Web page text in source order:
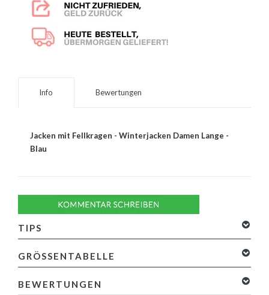
Info Bewertungen
Jacken mit Fellkragen - Winterjacken Damen Lange -
Blau
TIPS
GRÖSSENTABELLE
BEWERTUNGEN